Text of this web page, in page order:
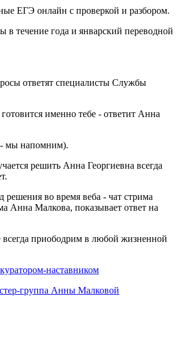
ЕГЭ онлайн с проверкой и разбором.
в течение года и январский переводной
ответят специалисты Службы
именно тебе - ответит Анна
мы напомним).
решить Анна Георгиевна всегда
решения во время веба - чат стрима
Анна Малкова, показывает ответ на
приободрим в любой жизненной
наставником
группа Анны Малковой